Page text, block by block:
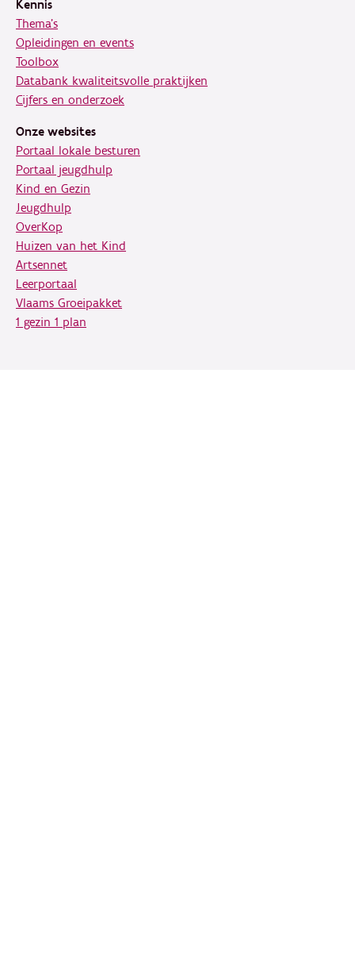
Kennis
Thema's
Opleidingen en events
Toolbox
Databank kwaliteitsvolle praktijken
Cijfers en onderzoek
Onze websites
Portaal lokale besturen
Portaal jeugdhulp
Kind en Gezin
Jeugdhulp
OverKop
Huizen van het Kind
Artsennet
Leerportaal
Vlaams Groeipakket
1 gezin 1 plan